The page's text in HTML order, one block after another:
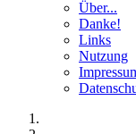
Über...
Danke!
Links
Nutzung